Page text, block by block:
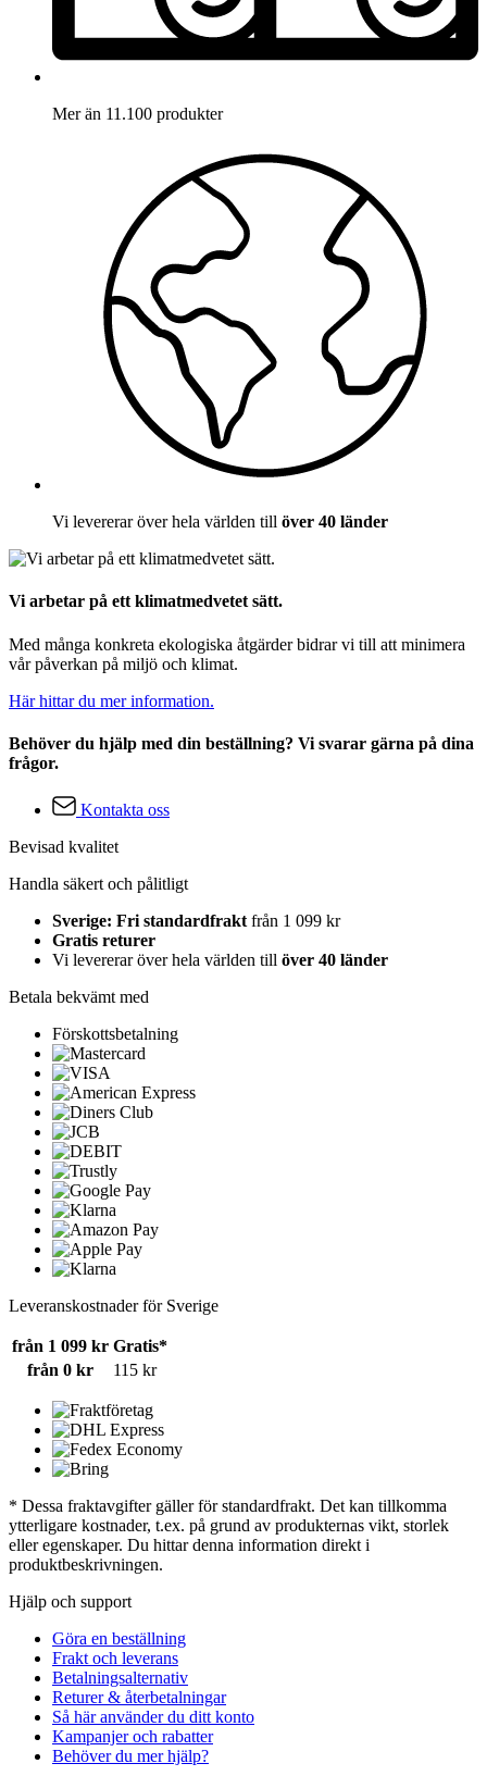
Mer än 11.100 produkter
Vi levererar över hela världen till över 40 länder
Vi arbetar på ett klimatmedvetet sätt.
Med många konkreta ekologiska åtgärder bidrar vi till att minimera
vår påverkan på miljö och klimat.
Här hittar du mer information.
Behöver du hjälp med din beställning? Vi svarar gärna på dina
frågor.
Kontakta oss
Bevisad kvalitet
Handla säkert och pålitligt
Sverige: Fri standardfrakt från 1 099 kr
Gratis returer
Vi levererar över hela världen till över 40 länder
Betala bekvämt med
Förskottsbetalning
Leveranskostnader för Sverige
från 1 099 kr Gratis*
från 0 kr
115 kr
* Dessa fraktavgifter gäller för standardfrakt. Det kan tillkomma
ytterligare kostnader, t.ex. på grund av produkternas vikt, storlek
eller egenskaper. Du hittar denna information direkt i
produktbeskrivningen.
Hjälp och support
Göra en beställning
Frakt och leverans
Betalningsalternativ
Returer & återbetalningar
Så här använder du ditt konto
Kampanjer och rabatter
Behöver du mer hjälp?